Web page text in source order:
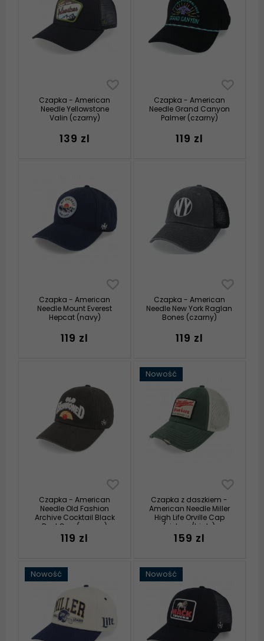
Czapka - American
Needle Yellowstone
Valin (czarny)
139 zl
Czapka - American
Needle Grand Canyon
Palmer (czarny)
119 zl
Czapka - American
Needle Mount Everest
Hepcat (navy)
119 zl
Czapka - American
Needle New York Raglan
Bones (czarny)
119 zl
Czapka - American
Needle Old Fashion
Archive Cocktail Black
Dad Cap (czarny)
119 zl
Nowość
Czapka z daszkiem -
American Needle Miller
High Life Orville Cap
(zielony/biały)
159 zl
Nowość Nowość